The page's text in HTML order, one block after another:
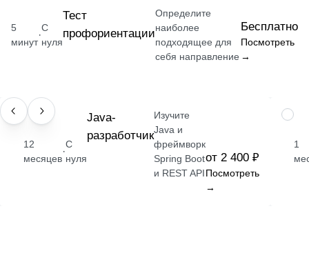
5
минут
·
С
нуля
Тест
профориентации
Определите
наиболее
подходящее для
себя направление
Бесплатно
Посмотреть
→
ПРОФЕССИЯ
12
месяцев
·
С
нуля
Java-
разработчик
Изучите
Java и
фреймворк
Spring Boot
и REST API
от 2 400 ₽
Посмотреть
→
1